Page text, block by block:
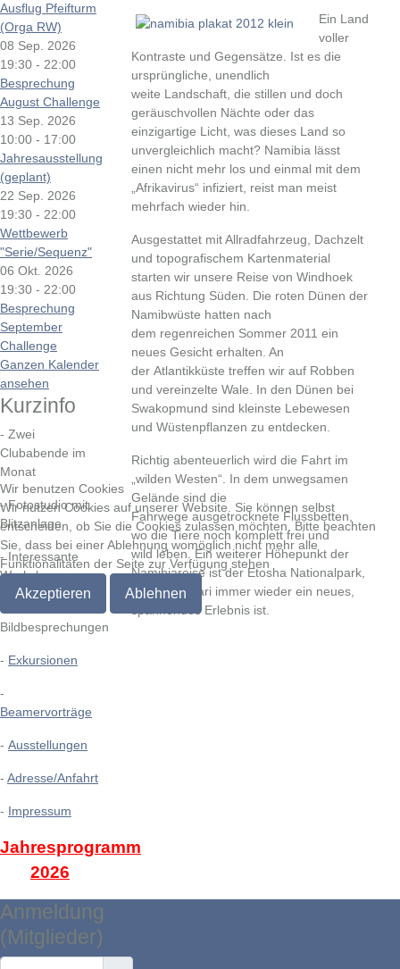
Ausflug Pfeifturm
(Orga RW)
08 Sep. 2026
19:30 - 22:00
Besprechung
August Challenge
13 Sep. 2026
10:00 - 17:00
Jahresausstellung
(geplant)
22 Sep. 2026
19:30 - 22:00
Wettbewerb
"Serie/Sequenz"
06 Okt. 2026
19:30 - 22:00
Besprechung
September
Challenge
Ganzen Kalender
ansehen
Kurzinfo
- Zwei
Clubabende im
Monat
- Fotostudio mit
Blitzanlage
- Interessante
Workshops
-
Bildbesprechungen
- Exkursionen
-
Beamervorträge
- Ausstellungen
- Adresse/Anfahrt
- Impressum
Jahresprogramm
2026
Ein Land
voller
Kontraste und Gegensätze. Ist es die
ursprüngliche, unendlich
weite Landschaft, die stillen und doch
geräuschvollen Nächte oder das
einzigartige Licht, was dieses Land so
unvergleichlich macht? Namibia lässt
einen nicht mehr los und einmal mit dem
„Afrikavirus“ infiziert, reist man meist
mehrfach wieder hin.
Ausgestattet mit Allradfahrzeug, Dachzelt
und topografischem Kartenmaterial
starten wir unsere Reise von Windhoek
aus Richtung Süden. Die roten Dünen der
Namibwüste hatten nach
dem regenreichen Sommer 2011 ein
neues Gesicht erhalten. An
der Atlantikküste treffen wir auf Robben
und vereinzelte Wale. In den Dünen bei
Swakopmund sind kleinste Lebewesen
und Wüstenpflanzen zu entdecken.
Richtig abenteuerlich wird die Fahrt im
„wilden Westen“. In dem unwegsamen
Gelände sind die
Fahrwege ausgetrocknete Flussbetten,
wo die Tiere noch komplett frei und
wild leben. Ein weiterer Höhepunkt der
Namibiareise ist der Etosha Nationalpark,
wo eine Safari immer wieder ein neues,
spannendes Erlebnis ist.
Anmeldung
(Mitglieder)
Wir benutzen Cookies
Wir nutzen Cookies auf unserer Website. Sie können selbst
entscheiden, ob Sie die Cookies zulassen möchten. Bitte beachten
Sie, dass bei einer Ablehnung womöglich nicht mehr alle
Funktionalitäten der Seite zur Verfügung stehen
Akzeptieren Ablehnen